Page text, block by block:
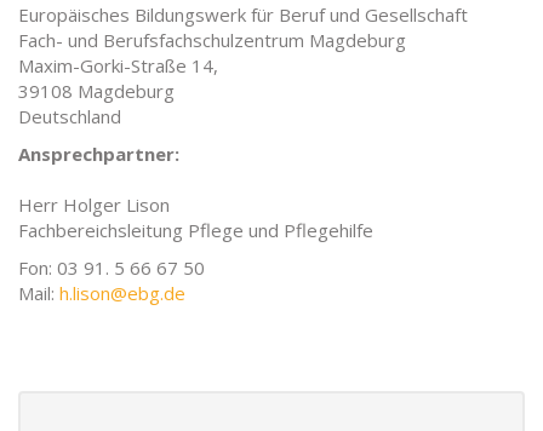
Europäisches Bildungswerk für Beruf und Gesellschaft
Fach- und Berufsfachschulzentrum Magdeburg
Maxim-Gorki-Straße 14,
39108 Magdeburg
Deutschland
Ansprechpartner:
Herr Holger Lison
Fachbereichsleitung Pflege und Pflegehilfe
Fon: 03 91. 5 66 67 50
Mail: h.lison@ebg.de